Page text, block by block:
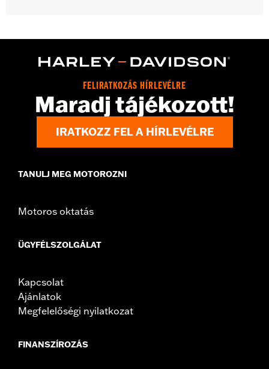
Material Diameter UOM:Inches
10 allen hole plugs
WARRANTY:1 year limited warranty – Go to www.h-
FELIRATKOZÁS HÍRLEVÉLRE
Maradj tájékozott!
IRATKOZZ FEL A HÍRLEVÉLRE
TANULJ MEG MOTOROZNI
Motoros oktatás
ÜGYFÉLSZOLGÁLAT
Kapcsolat
Ajánlatok
Megfelelőségi nyilatkozat
FINANSZÍROZÁS